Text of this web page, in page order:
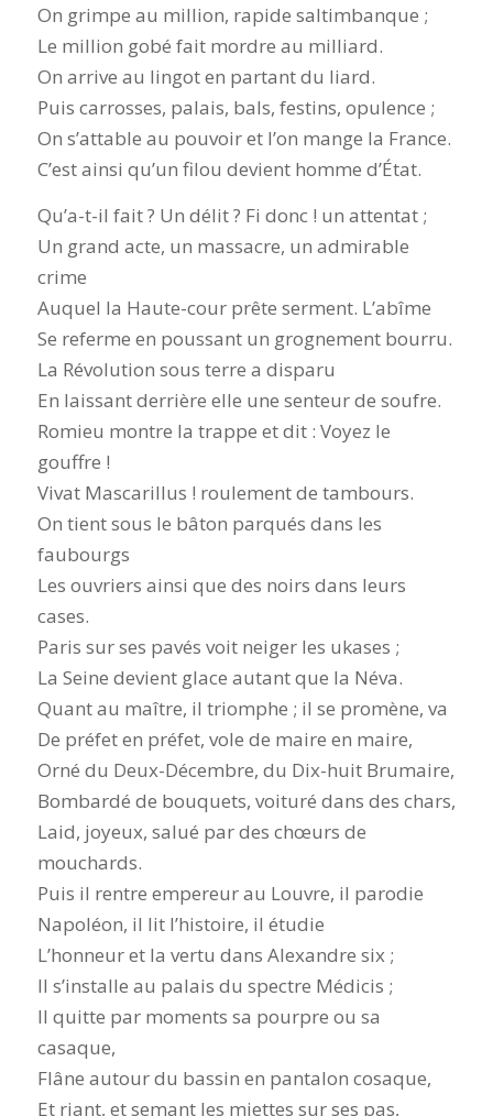
On grimpe au million, rapide saltimbanque ;
Le million gobé fait mordre au milliard.
On arrive au lingot en partant du liard.
Puis carrosses, palais, bals, festins, opulence ;
On s’attable au pouvoir et l’on mange la France.
C’est ainsi qu’un filou devient homme d’État.
Qu’a-t-il fait ? Un délit ? Fi donc ! un attentat ;
Un grand acte, un massacre, un admirable
crime
Auquel la Haute-cour prête serment. L’abîme
Se referme en poussant un grognement bourru.
La Révolution sous terre a disparu
En laissant derrière elle une senteur de soufre.
Romieu montre la trappe et dit : Voyez le
gouffre !
Vivat Mascarillus ! roulement de tambours.
On tient sous le bâton parqués dans les
faubourgs
Les ouvriers ainsi que des noirs dans leurs
cases.
Paris sur ses pavés voit neiger les ukases ;
La Seine devient glace autant que la Néva.
Quant au maître, il triomphe ; il se promène, va
De préfet en préfet, vole de maire en maire,
Orné du Deux-Décembre, du Dix-huit Brumaire,
Bombardé de bouquets, voituré dans des chars,
Laid, joyeux, salué par des chœurs de
mouchards.
Puis il rentre empereur au Louvre, il parodie
Napoléon, il lit l’histoire, il étudie
L’honneur et la vertu dans Alexandre six ;
Il s’installe au palais du spectre Médicis ;
Il quitte par moments sa pourpre ou sa
casaque,
Flâne autour du bassin en pantalon cosaque,
Et riant, et semant les miettes sur ses pas,